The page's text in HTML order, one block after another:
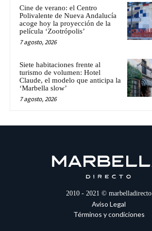
Cine de verano: el Centro
Polivalente de Nueva Andalucía
acoge hoy la proyección de la
película ‘Zootrópolis’
7 agosto, 2026
Siete habitaciones frente al
turismo de volumen: Hotel
Claude, el modelo que anticipa la
‘Marbella slow’
7 agosto, 2026
2010 - 2021 © marbelladirecto
Aviso Legal
Términos y condiciones